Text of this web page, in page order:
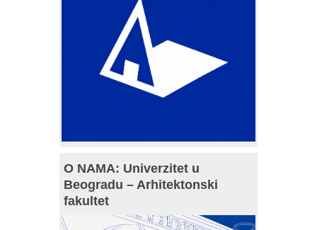
O NAMA: Univerzitet u
Beogradu – Arhitektonski
fakultet